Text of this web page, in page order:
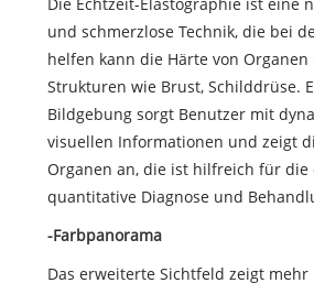
und schmerzlose Technik, die bei
helfen kann die Härte von
Strukturen wie Brust, Schilddrüse.
Bildgebung sorgt Benutzer mit
visuellen Informationen und zeigt
Organen an, die ist hilfreich für die
quantitative Diagnose und
-Farbpanorama
Das erweiterte Sichtfeld zeigt mehr